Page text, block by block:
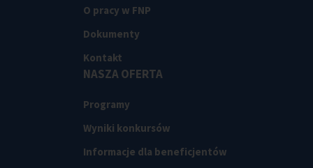
O pracy w FNP
Dokumenty
Kontakt
NASZA OFERTA
Programy
Wyniki konkursów
Informacje dla beneficjentów